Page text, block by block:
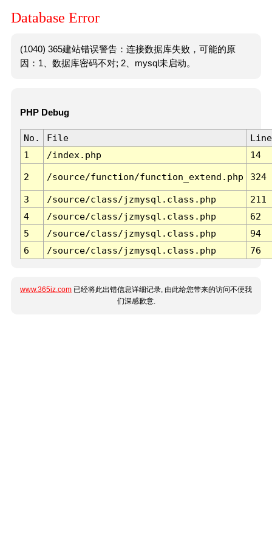
Database Error
(1040) 365建站错误警告：连接数据库失败，可能的原
因：1、数据库密码不对; 2、mysql未启动。
PHP Debug
No. File
Line
1
/index.php 14
2 /source/function/function_extend.php 324
3 /source/class/jzmysql.class.php
211
4
/source/class/jzmysql.class.php
62
5
/source/class/jzmysql.class.php
94
6
/source/class/jzmysql.class.php 76
www.365jz.com 已经将此出错信息详细记录, 由此给您带来的访问不便我
们深感歉意.